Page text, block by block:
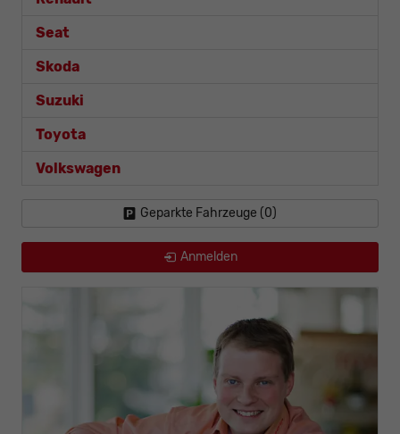
Seat
Skoda
Suzuki
Toyota
Volkswagen
Geparkte Fahrzeuge (0)
Anmelden